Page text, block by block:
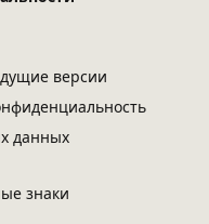
версии
данных
знаки